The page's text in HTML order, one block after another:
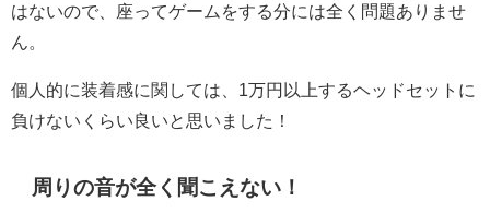
はないので、座ってゲームをする分には全く問題ありませ
ん。
個人的に装着感に関しては、1万円以上するヘッドセットに
負けないくらい良いと思いました！
周りの音が全く聞こえない！